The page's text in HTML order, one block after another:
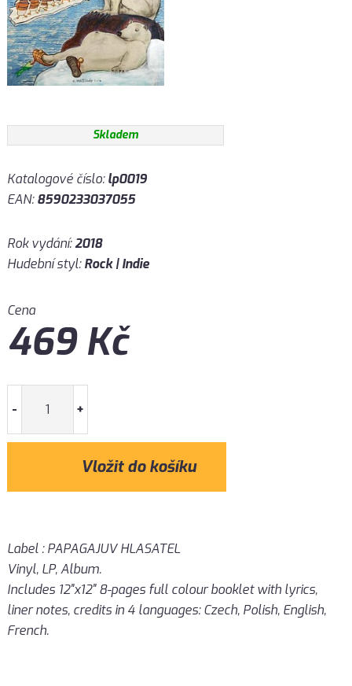
Skladem
Katalogové číslo:lp0019
EAN:8590233037055
Rok vydání:2018
Hudební styl:Rock | Indie
Cena
469Kč
- +
Label : PAPAGAJUV HLASATEL
Vinyl, LP, Album.
Includes 12"x12" 8-pages full colour booklet with lyrics,
liner notes, credits in 4 languages: Czech, Polish, English,
French.